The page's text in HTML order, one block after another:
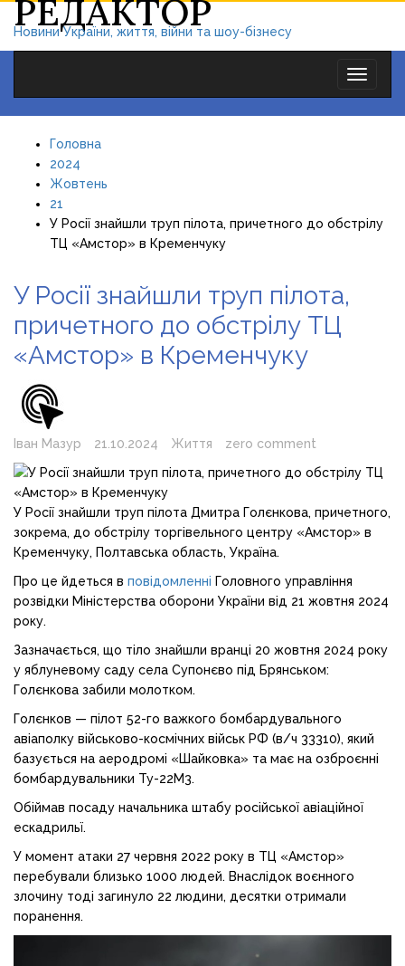
РЕДАКТОР
Новини України, життя, війни та шоу-бізнесу
Toggle
Головна
2024
Жовтень
21
У Росії знайшли труп пілота, причетного до обстрілу
ТЦ «Амстор» в Кременчуку
У Росії знайшли труп пілота,
причетного до обстрілу ТЦ
«Амстор» в Кременчуку
Іван Мазур 21.10.2024 Життя zero comment
У Росії знайшли труп пілота Дмитра Голєнкова, причетного,
зокрема, до обстрілу торгівельного центру «Амстор» в
Кременчуку, Полтавська область, Україна.
Про це йдеться в повідомленні Головного управління
розвідки Міністерства оборони України від 21 жовтня 2024
року.
Зазначається, що тіло знайшли вранці 20 жовтня 2024 року
у яблуневому саду села Супонєво під Брянськом:
Голєнкова забили молотком.
Голєнков — пілот 52-го важкого бомбардувального
авіаполку військово-космічних військ РФ (в/ч 33310), який
базується на аеродромі «Шайковка» та має на озброєнні
бомбардувальники Ту-22М3.
Обіймав посаду начальника штабу російської авіаційної
ескадрильї.
У момент атаки 27 червня 2022 року в ТЦ «Амстор»
перебували близько 1000 людей. Внаслідок воєнного
злочину тоді загинуло 22 людини, десятки отримали
поранення.